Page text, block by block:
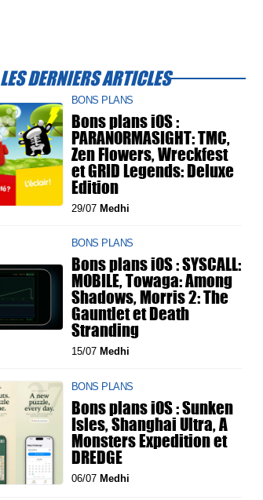
LES DERNIERS ARTICLES
BONS PLANS
Bons plans iOS :
PARANORMASIGHT: TMC,
Zen Flowers, Wreckfest
et GRID Legends: Deluxe
Edition
29/07 Medhi
BONS PLANS
Bons plans iOS : SYSCALL:
MOBILE, Towaga: Among
Shadows, Morris 2: The
Gauntlet et Death
Stranding
15/07 Medhi
BONS PLANS
Bons plans iOS : Sunken
Isles, Shanghai Ultra, A
Monsters Expedition et
DREDGE
06/07 Medhi